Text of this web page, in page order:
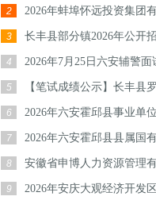
员公告
2
2026年蚌埠怀远投资集团
30人公
3
长丰县部分镇2026年公开
区）后备
4 2026年7月25日六安辅警面
5
【笔试成绩公示】长丰县
公开招
6
2026年六安霍邱县事业单
告
7
2026年六安霍邱县县属国
聘工作
8
安徽省申博人力资源管理
分公司
9
2026年安庆大观经济开发